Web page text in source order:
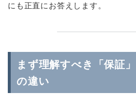
にも正直にお答えします。
まず理解すべき「保証」
の違い